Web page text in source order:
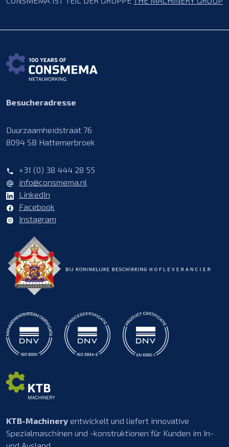
Besucheradresse
Duurzaamheidstraat 76
8094 SB Hattemerbroek
+31 (0) 38 444 28 55
info@consmema.nl
LinkedIn
Facebook
Instagram
KTB-Machinery entwickelt und liefert innovative
Spezialmaschinen und -konstruktionen für Kunden im In-